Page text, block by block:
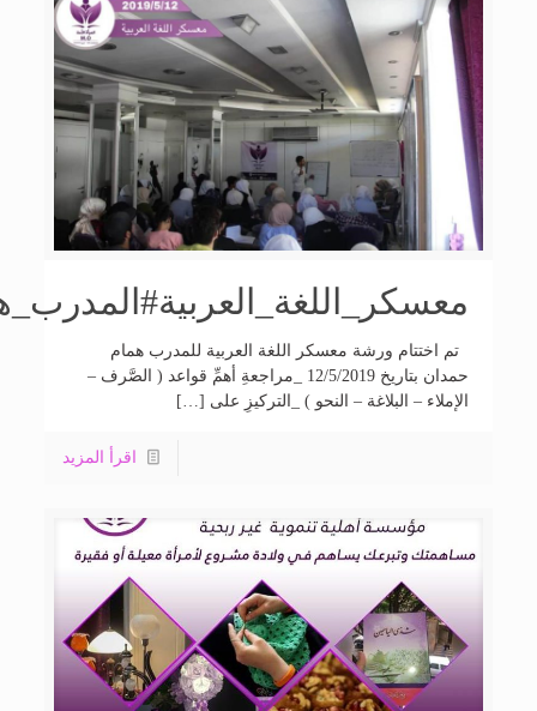
تم اختتام ورشة معسكر اللغة العربية للمدرب همام
حمدان بتاريخ 12/5/2019 _مراجعةِ أهمِّ قواعد ( الصَّرف –
الإملاء – البلاغة – النحو ) _التركيزِ على […]
اقرأ المزيد